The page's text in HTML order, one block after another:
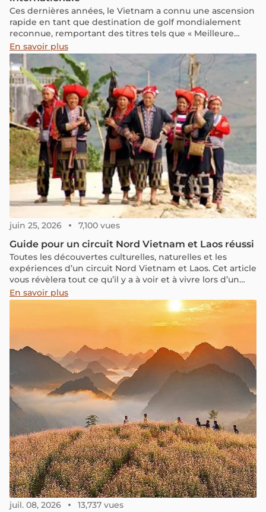
Ces dernières années, le Vietnam a connu une ascension
rapide en tant que destination de golf mondialement
reconnue, remportant des titres tels que « Meilleure
destination de golf en Asie » et « Meilleure destination
de golf au monde » décernés par les World Golf Awards.
Accueillant près de 80 parcours – avec des projets
d'atteindre 200 d'ici 2025 – le Vietnam offre une
expérience de golf tout au long de l'année à travers des
paysages variés.
En savoir plus
juin 25, 2026 7,100 vues
Guide pour un circuit Nord Vietnam et Laos réussi
Toutes les découvertes culturelles, naturelles et les
expériences d’un circuit Nord Vietnam et Laos. Cet article
vous révèlera tout ce qu’il y a à voir et à vivre lors d’un
circuit Nord Vietnam et Laos.
En savoir plus
juil. 08, 2026 13,737 vues